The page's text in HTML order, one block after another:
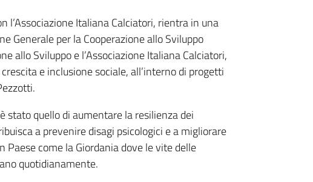
l’Associazione Italiana Calciatori, rientra in una
Generale per la Cooperazione allo Sviluppo
allo Sviluppo e l’Associazione Italiana Calciatori,
e inclusione sociale, all’interno di progetti
stato quello di aumentare la resilienza dei
a prevenire disagi psicologici e a migliorare
come la Giordania dove le vite delle
quotidianamente.